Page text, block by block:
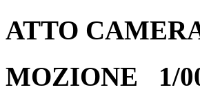
ATTO
MOZIONE 1/